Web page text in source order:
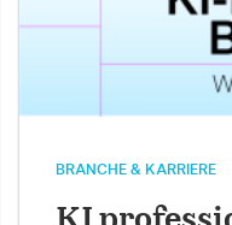
BRANCHE & KARRIERE